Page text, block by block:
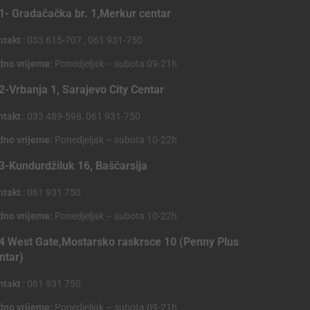
Gradačačka br. 1,Merkur centar
: 033 615-707 , 061 931-750
vrijeme: Ponedjeljak – subota 09-21h
Vrbanja 1, Sarajevo City Centar
: 033 489-598, 061 931-750
vrijeme: Ponedjeljak – subota 10-22h
Kundurdžiluk 16, Baščarsija
: 061 931 750
vrijeme: Ponedjeljak – subota 10-22h
West Gate,Mostarsko raskrsce 10 (Penny Plus
: 061 931 750
vrijeme: Ponedjeljak – subota 09-21h